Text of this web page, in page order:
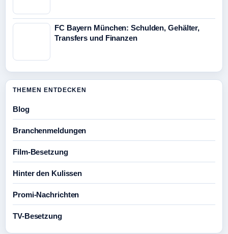
FC Bayern München: Schulden, Gehälter,
Transfers und Finanzen
THEMEN ENTDECKEN
Blog
Branchenmeldungen
Film-Besetzung
Hinter den Kulissen
Promi-Nachrichten
TV-Besetzung